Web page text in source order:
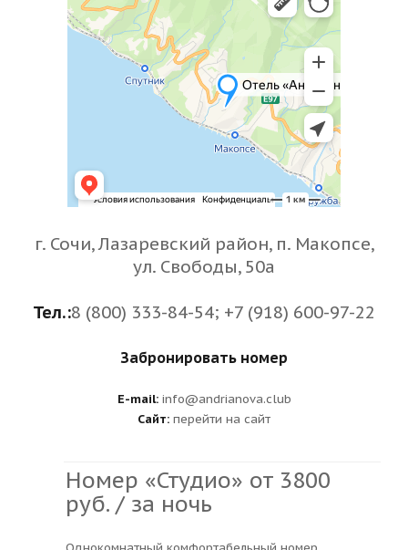
г. Сочи, Лазаревский район, п. Макопсе,
ул. Свободы, 50а
Тел.:8 (800) 333-84-54; +7 (918) 600-97-22
Забронировать номер
E-mail:info@andrianova.club
Сайт: перейти на сайт
Номер «Студио» от 3800
руб. / за ночь